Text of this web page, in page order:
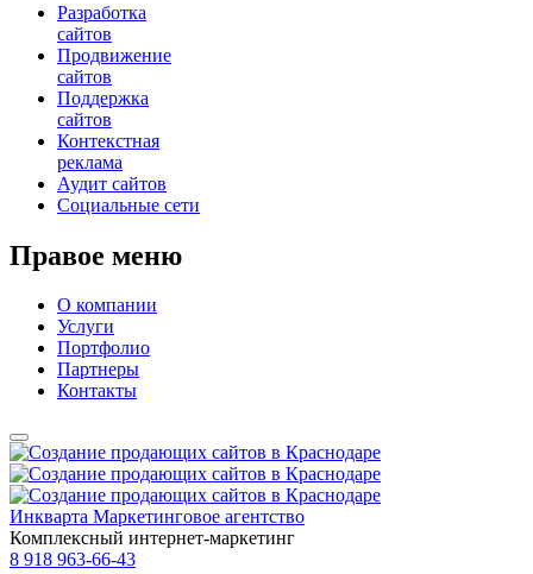
Разработка
сайтов
Продвижение
сайтов
Поддержка
сайтов
Контекстная
реклама
Аудит сайтов
Социальные сети
Правое меню
О компании
Услуги
Портфолио
Партнеры
Контакты
Инкварта Маркетинговое агентство
Комплексный интернет-маркетинг
8 918 963-66-43